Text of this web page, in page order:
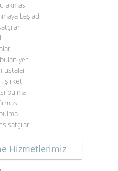
akması
başladı
bulan yer
ustalar
şirket
bulma
Hizmetlerimiz